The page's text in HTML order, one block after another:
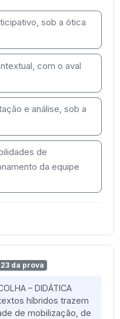
sob a ótica
com o aval
e análise, sob a
de
da equipe
da prova
– DIDÁTICA
híbridos trazem
de mobilização, de